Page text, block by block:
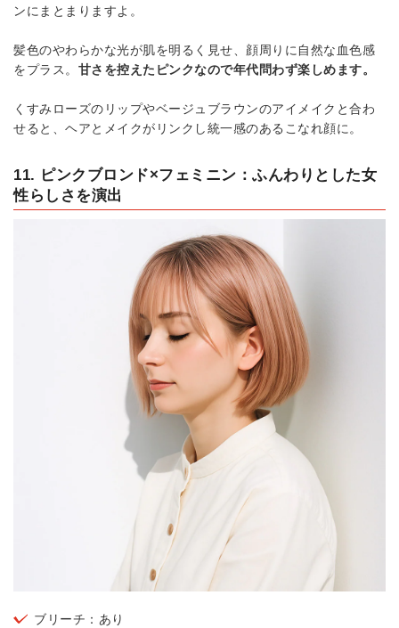
ンにまとまりますよ。
髪色のやわらかな光が肌を明るく見せ、顔周りに自然な血色感
をプラス。 甘さを控えたピンクなので年代問わず楽しめます。
くすみローズのリップやベージュブラウンのアイメイクと合わ
せると、ヘアとメイクがリンクし統一感のあるこなれ顔に。
11. ピンクブロンド×フェミニン：ふんわりとした女
性らしさを演出
ブリーチ：あり